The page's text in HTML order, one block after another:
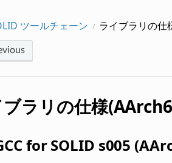
ツールチェーン ライブラリの仕
ブラリの仕様
for SOLID s005